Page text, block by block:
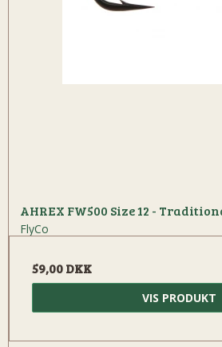
AHREX FW500 Size 12 -
FlyCo
59,00 DKK
VIS PRODUKT